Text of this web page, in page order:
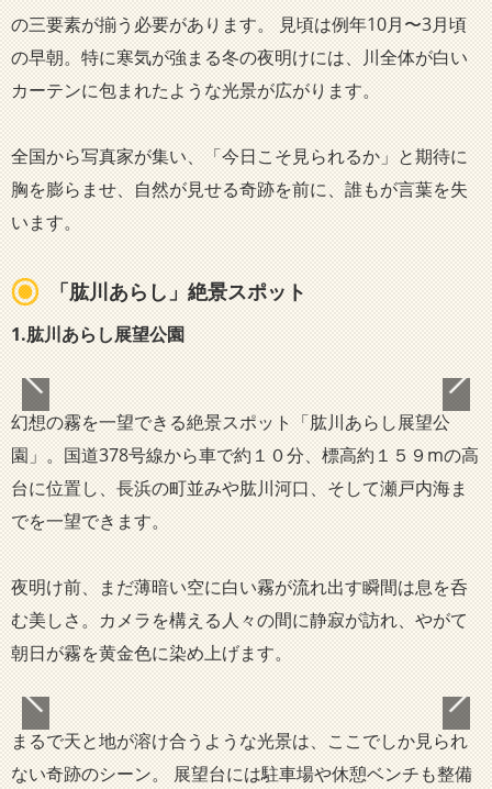
の三要素が揃う必要があります。 見頃は例年10月〜3月頃
の早朝。特に寒気が強まる冬の夜明けには、川全体が白い
カーテンに包まれたような光景が広がります。
全国から写真家が集い、「今日こそ見られるか」と期待に
胸を膨らませ、自然が見せる奇跡を前に、誰もが言葉を失
います。
「肱川あらし」絶景スポット
1.肱川あらし展望公園
幻想の霧を一望できる絶景スポット「肱川あらし展望公
園」。国道378号線から車で約１０分、標高約１５９mの高
台に位置し、長浜の町並みや肱川河口、そして瀬戸内海ま
でを一望できます。
夜明け前、まだ薄暗い空に白い霧が流れ出す瞬間は息を呑
む美しさ。カメラを構える人々の間に静寂が訪れ、やがて
朝日が霧を黄金色に染め上げます。
まるで天と地が溶け合うような光景は、ここでしか見られ
ない奇跡のシーン。 展望台には駐車場や休憩ベンチも整備